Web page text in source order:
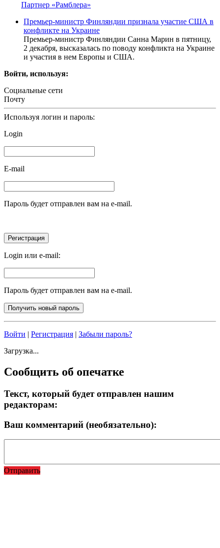
Партнер «Рамблера»
Премьер-министр Финляндии признала участие США в
конфликте на Украине
Премьер-министр Финляндии Санна Марин в пятницу,
2 декабря, высказалась по поводу конфликта на Украине
и участия в нем Европы и США.
Войти, используя:
Социальные сети
Почту
Используя логин и пароль:
Login
E-mail
Пароль будет отправлен вам на e-mail.
Login или e-mail:
Пароль будет отправлен вам на e-mail.
Войти | Регистрация | Забыли пароль?
Загрузка...
Сообщить об опечатке
Текст, который будет отправлен нашим
редакторам:
Ваш комментарий (необязательно):
Отправить